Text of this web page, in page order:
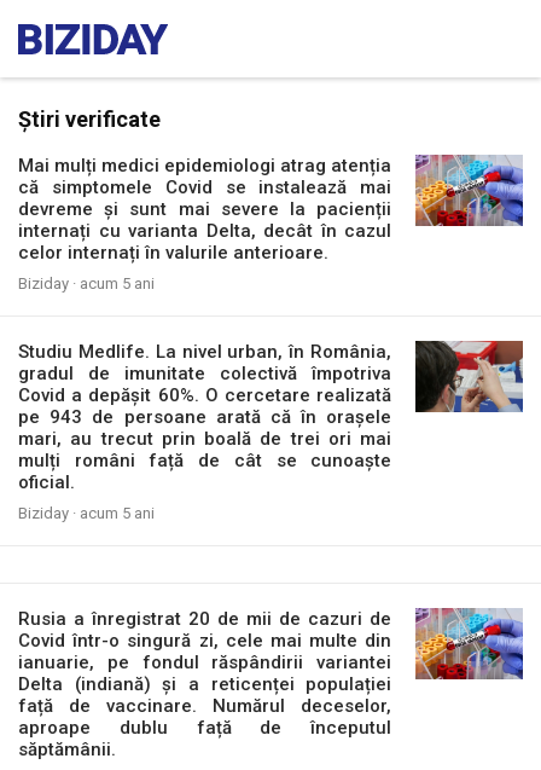
Știri verificate
Mai mulți medici epidemiologi atrag atenția
că simptomele Covid se instalează mai
devreme și sunt mai severe la pacienții
internați cu varianta Delta, decât în cazul
celor internați în valurile anterioare.
Biziday · acum 5 ani
Studiu Medlife. La nivel urban, în România,
gradul de imunitate colectivă împotriva
Covid a depășit 60%. O cercetare realizată
pe 943 de persoane arată că în orașele
mari, au trecut prin boală de trei ori mai
mulți români față de cât se cunoaște
oficial.
Biziday · acum 5 ani
Rusia a înregistrat 20 de mii de cazuri de
Covid într-o singură zi, cele mai multe din
ianuarie, pe fondul răspândirii variantei
Delta (indiană) și a reticenței populației
față de vaccinare. Numărul deceselor,
aproape dublu față de începutul
săptămânii.